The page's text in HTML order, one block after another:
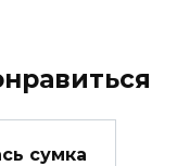
сумка